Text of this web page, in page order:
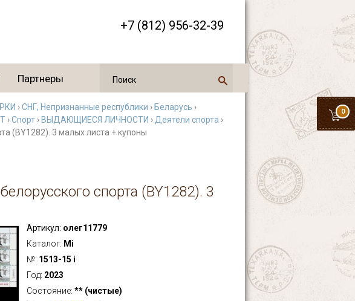
+7 (812) 956-32-39
0
Партнеры
›СНГ, Непризнанные республики › Беларусь ›
›Спорт › ВЫДАЮЩИЕСЯ ЛИЧНОСТИ › Деятели спорта ›
(BY1282). 3 малых листа + купоны
спорта (BY1282). 3
Артикул: олег11779
Каталог: Mi
№: 1513-15 i
Год: 2023
Состояние: ** (чистые)